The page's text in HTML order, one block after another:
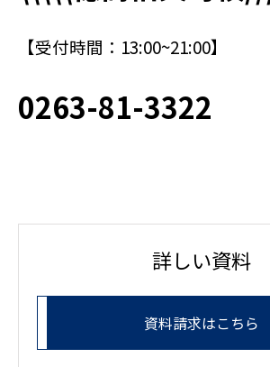
【受付時間：13:00~21:00】
0263-81-3322
詳しい資料
資料請求はこちら